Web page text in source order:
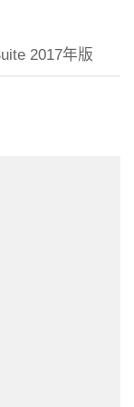
2017年版